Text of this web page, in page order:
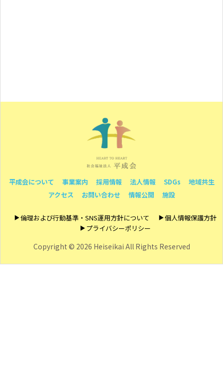
平成会について 事業案内 採用情報 法人情報 SDGs
地域共生
アクセス
お問い合わせ 情報公開 施設
倫理および行動基準・SNS運用方針について
個人情報保護方針
プライバシーポリシー
Copyright © 2026 Heiseikai All Rights Reserved